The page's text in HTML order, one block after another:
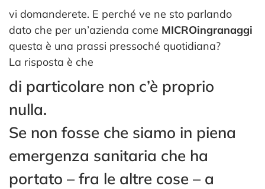
vi domanderete. E perché ve ne sto parlando
dato che per un’azienda come MICROingranaggi
questa è una prassi pressoché quotidiana?
La risposta è che
di particolare non c’è proprio
nulla.
Se non fosse che siamo in piena
emergenza sanitaria che ha
portato – fra le altre cose – a